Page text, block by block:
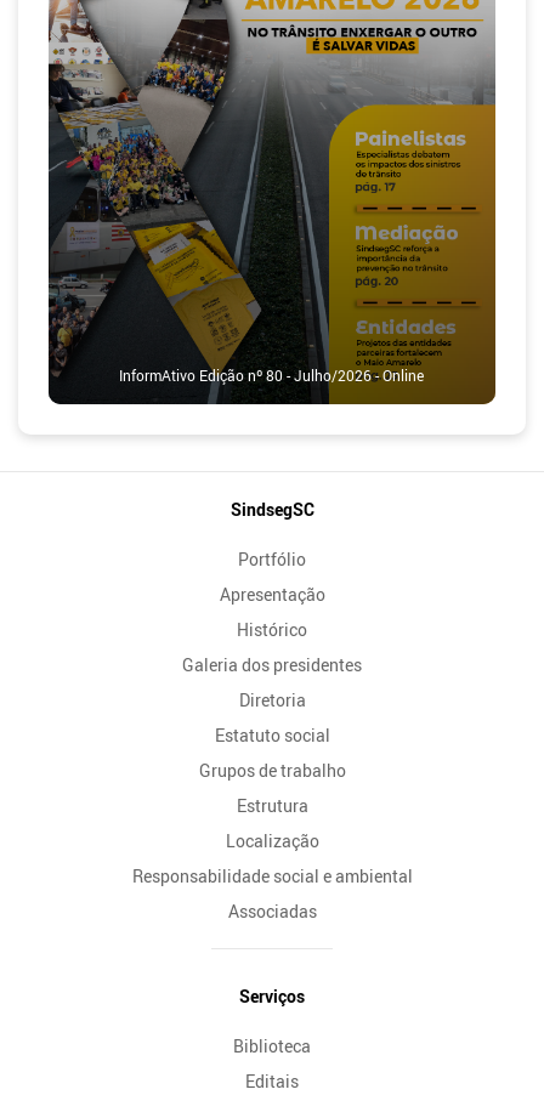
InformAtivo Edição nº 80 - Julho/2026 - Online
SindsegSC
Portfólio
Apresentação
Histórico
Galeria dos presidentes
Diretoria
Estatuto social
Grupos de trabalho
Estrutura
Localização
Responsabilidade social e ambiental
Associadas
Serviços
Biblioteca
Editais